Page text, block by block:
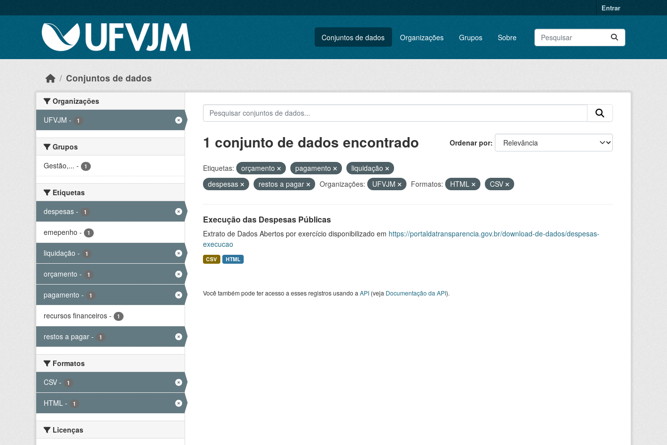
Entrar
Conjuntos de dados Organizações Grupos Sobre
Conjuntos de dados
Organizações
UFVJM - 1
Grupos
Gestão,... - 1
Etiquetas
despesas - 1
emepenho - 1
liquidação - 1
orçamento - 1
pagamento - 1
recursos financeiros - 1
restos a pagar - 1
Formatos
CSV - 1
HTML - 1
Licenças
Ordenar por
1 conjunto de dados encontrado
Etiquetas: orçamento pagamento
liquidação
despesas
restos a pagar Organizações: UFVJM Formatos: HTML CSV
Execução das Despesas Públicas
Extrato de Dados Abertos por exercício disponibilizado em https://portaldatransparencia.gov.br/download-de-dados/despesas-
execucao
CSV HTML
Você também pode ter acesso a esses registros usando a API(veja Documentação da API).